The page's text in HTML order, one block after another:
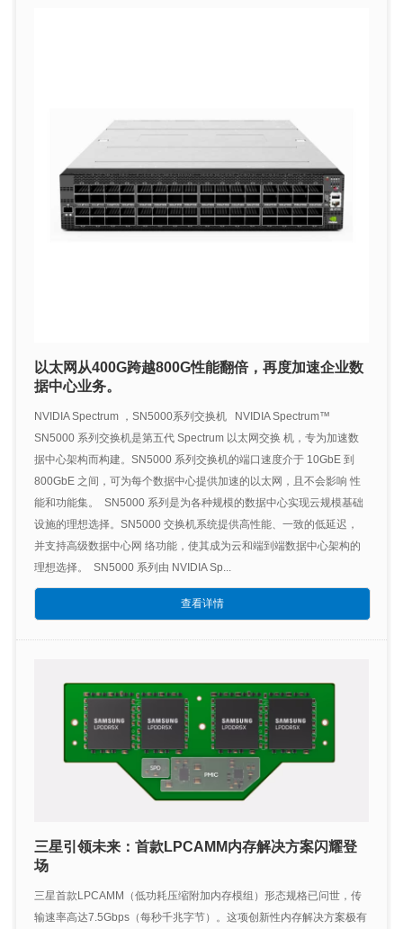
以太网从400G跨越800G性能翻倍，再度加速企业数
据中心业务。
NVIDIA Spectrum ，SN5000系列交换机 NVIDIA Spectrum™
SN5000 系列交换机是第五代 Spectrum 以太网交换 机，专为加速数
据中心架构而构建。SN5000 系列交换机的端口速度介于 10GbE 到
800GbE 之间，可为每个数据中心提供加速的以太网，且不会影响 性
能和功能集。 SN5000 系列是为各种规模的数据中心实现云规模基础
设施的理想选择。SN5000 交换机系统提供高性能、一致的低延迟，
并支持高级数据中心网 络功能，使其成为云和端到端数据中心架构的
理想选择。 SN5000 系列由 NVIDIA Sp...
查看详情
三星引领未来：首款LPCAMM内存解决方案闪耀登
场
三星首款LPCAMM（低功耗压缩附加内存模组）形态规格已问世，传
输速率高达7.5Gbps（每秒千兆字节）。这项创新性内存解决方案极有